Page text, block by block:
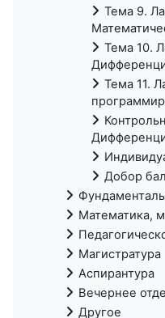
Тема 9.
Тема 10.
Тема 11.
Добор
Математика,
Магистратура
Аспирантура
Вечернее
Другое